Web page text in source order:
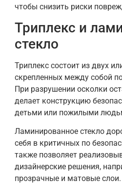
чтобы снизить риски
Триплекс и
стекло
Триплекс состоит из двух
скрепленных между собой
При разрушении осколки
делает конструкцию
детьми или пожилыми
Ламинированное стекло
себя в критичных по
также позволяет
дизайнерские решения,
прозрачные и матовые слои.